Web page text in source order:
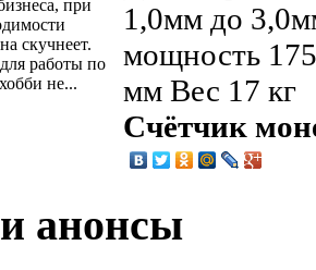
при
скучнеет.
работы по
не...
1,0мм до
мощность
мм Вес 17 кг
Счётчик
анонсы